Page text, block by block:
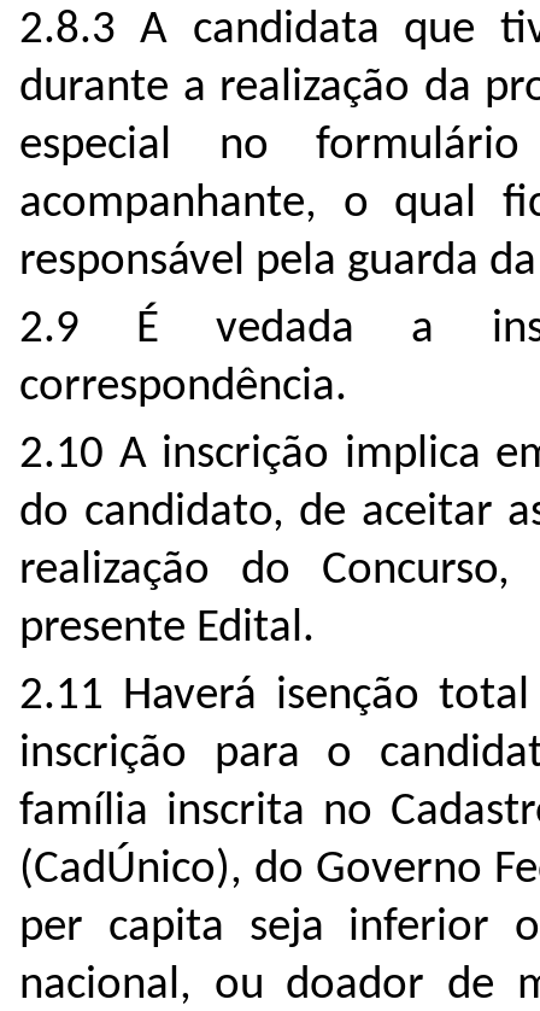
2.8.3 A candidata que
durante a realização da
especial no
acompanhante, o qual
responsável pela guarda
2.9 É vedada a
correspondência.
2.10 A inscrição implica
do candidato, de aceitar
realização do
presente Edital.
2.11 Haverá isenção
inscrição para o
família inscrita no
(CadÚnico), do Governo
per capita seja inferior
nacional, ou doador de